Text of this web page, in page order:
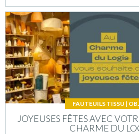
FAUTEUILS TISSU |
JOYEUSES FÊTES AVEC
CHARME DU